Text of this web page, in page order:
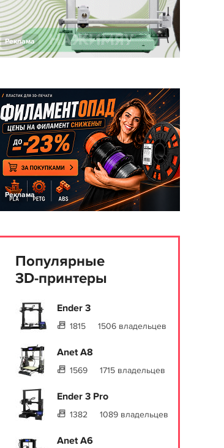
Реклама
Реклама
Популярные
3D-принтеры
Ender 3
1815 1506 владельцев
Anet A8
1569 1715 владельцев
Ender 3 Pro
1382 1089 владельцев
Anet A6